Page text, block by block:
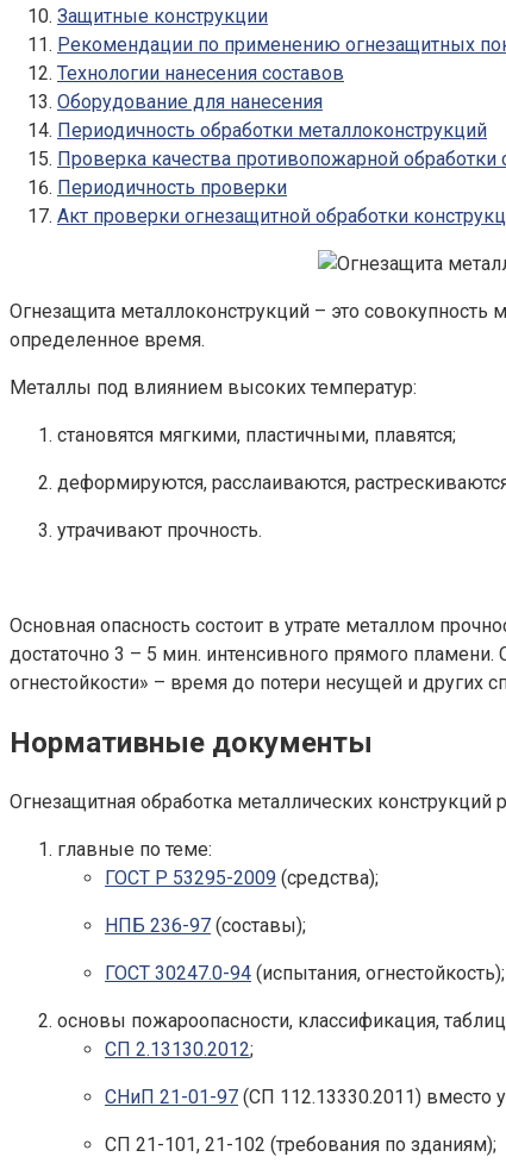
Защитные конструкции
Рекомендации по применению огнезащитных
Технологии нанесения составов
Оборудование для нанесения
Периодичность обработки металлоконструкций
Проверка качества противопожарной обработки
Периодичность проверки
Акт проверки огнезащитной обработки
Огнезащита металлоконструкций – это
определенное время.
Металлы под влиянием высоких температур:
становятся мягкими, пластичными, плавятся;
деформируются, расслаиваются,
утрачивают прочность.
Основная опасность состоит в утрате металлом
достаточно 3 – 5 мин. интенсивного прямого
огнестойкости» – время до потери несущей и других
Нормативные документы
Огнезащитная обработка металлических конструкций
главные по теме:
ГОСТ Р 53295-2009 (средства);
НПБ 236-97 (составы);
ГОСТ 30247.0-94 (испытания, огнестойкость);
основы пожароопасности, классификация,
СП 2.13130.2012;
СНиП 21-01-97 (СП 112.13330.2011) вместо
СП 21-101, 21-102 (требования по зданиям);